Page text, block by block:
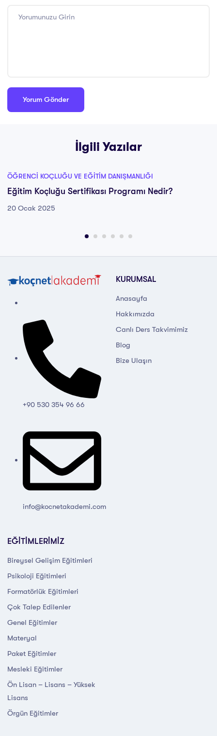
İlgili Yazılar
ÖĞRENCI KOÇLUĞU VE EĞITIM DANIŞMANLIĞI
Eğitim Koçluğu Sertifikası Programı Nedir?
20 Ocak 2025
+90 530 354 96 66
info@kocnetakademi.com
KURUMSAL
Anasayfa
Hakkımızda
Canlı Ders Takvimimiz
Blog
Bize Ulaşın
EĞİTİMLERİMİZ
Bireysel Gelişim Eğitimleri
Psikoloji Eğitimleri
Formatörlük Eğitimleri
Çok Talep Edilenler
Genel Eğitimler
Materyal
Paket Eğitimler
Mesleki Eğitimler
Ön Lisan – Lisans – Yüksek
Lisans
Örgün Eğitimler